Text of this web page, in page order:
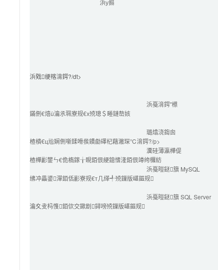
浜у搧
浜戣绠楁湇鍔?/dt>
浜戞湇鍔″櫒
鏋侀€熺ǔ瀹氶珮寮规€х殑璁＄畻鏈嶅姟
璐熻浇鍧囪
楂樻€ц兘娴侀噺鍒嗗彂鐨勮礋杞藉潎琛℃湇鍔?/p>
瀵硅薄瀛樺偍
楂樺彲鐢ㄣ€佹槗鎵╁睍銆佷綆鎴愭湰銆佷竴绔欏紡
浜戞暟鎹簱 MySQL
绋冲畾鍙潬銆佸彲寮规€т几缂╃殑鏁版嵁鏂规
浜戞暟鎹簱 SQL Server
瀹夊叏杩愯銆佽交鏉剧鐞嗙殑鏁版嵁鏂规